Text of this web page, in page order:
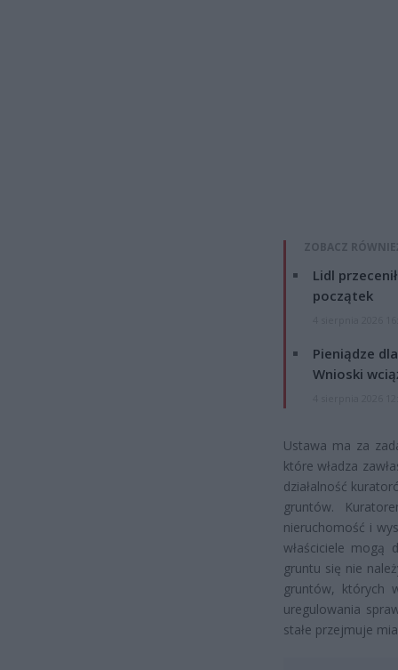
ZOBACZ
Lidl
początek
Pieniądze
Wnioski
Ustawa ma za
które władza
działalność
gruntów.
nieruchomość i
właściciele
gruntu się nie
gruntów, których
uregulowania
stałe przejmuje